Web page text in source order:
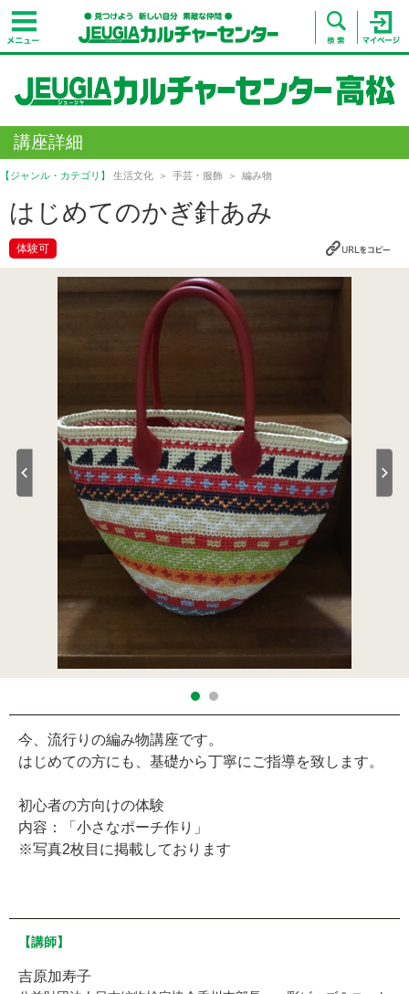
講座詳細
【ジャンル・カテゴリ】 生活文化 手芸・服飾 編み物
はじめてのかぎ針あみ
体験可
今、流行りの編み物講座です。
はじめての方にも、基礎から丁寧にご指導を致します。
初心者の方向けの体験
内容：「小さなポーチ作り」
※写真2枚目に掲載しております
【講師】
吉原加寿子